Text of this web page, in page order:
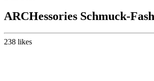
ARCHessories Schmuck-
238 likes